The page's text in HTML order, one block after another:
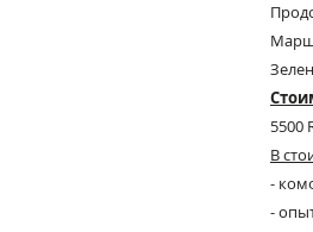
5500
В
-
-